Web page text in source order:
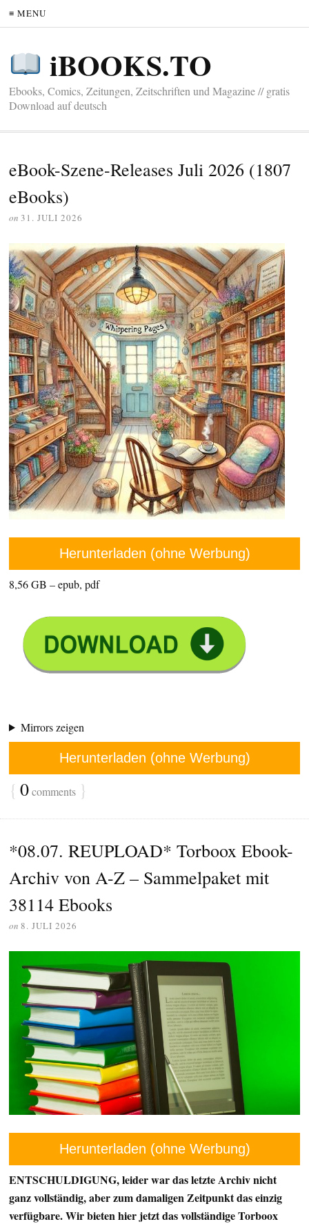
≡ MENU
iBOOKS.TO
Ebooks, Comics, Zeitungen, Zeitschriften und Magazine // gratis
Download auf deutsch
eBook-Szene-Releases Juli 2026 (1807
eBooks)
on 31. JULI 2026
Herunterladen (ohne Werbung)
8,56 GB – epub, pdf
Mirrors zeigen
Herunterladen (ohne Werbung)
{ 0comments }
*08.07. REUPLOAD* Torboox Ebook-
Archiv von A-Z – Sammelpaket mit
38114 Ebooks
on 8. JULI 2026
Herunterladen (ohne Werbung)
ENTSCHULDIGUNG, leider war das letzte Archiv nicht
ganz vollständig, aber zum damaligen Zeitpunkt das einzig
verfügbare. Wir bieten hier jetzt das vollständige Torboox